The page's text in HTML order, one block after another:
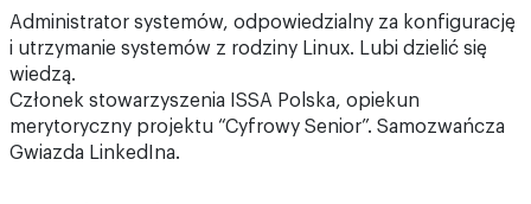
Administrator systemów, odpowiedzialny za konfigurację
i utrzymanie systemów z rodziny Linux. Lubi dzielić się
wiedzą.
Członek stowarzyszenia ISSA Polska, opiekun
merytoryczny projektu “Cyfrowy Senior”. Samozwańcza
Gwiazda LinkedIna.